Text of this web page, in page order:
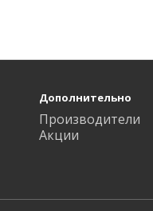
Дополнительно
Производители
Акции